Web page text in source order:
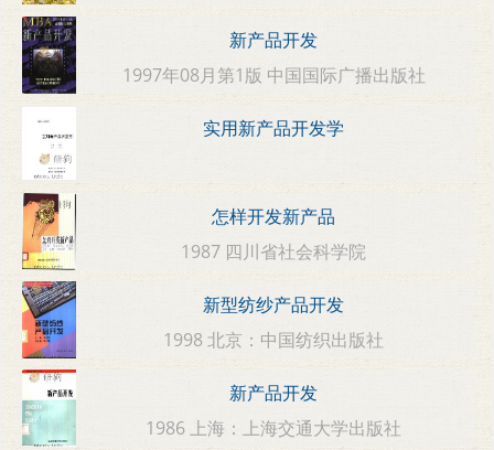
新产品开发
1997年08月第1版 中国国际广播出版社
实用新产品开发学
怎样开发新产品
1987 四川省社会科学院
新型纺纱产品开发
1998 北京：中国纺织出版社
新产品开发
1986 上海：上海交通大学出版社